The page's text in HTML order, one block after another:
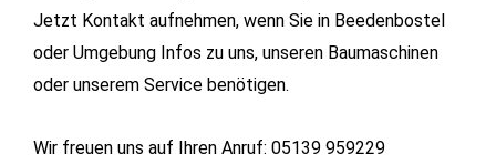
Jetzt Kontakt aufnehmen, wenn Sie in Beedenbostel
oder Umgebung Infos zu uns, unseren Baumaschinen
oder unserem Service benötigen.
Wir freuen uns auf Ihren Anruf: 05139 959229